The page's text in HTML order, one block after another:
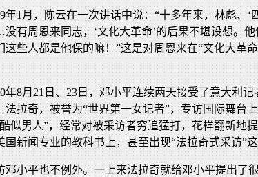
年1月，陈云在一次讲话中说：“十多年来，林彪、‘
有周恩来同志，‘文化大革命’的后果不堪设想。
这些人都是他保的嘛！”这是对周恩来在“文化大革
年8月21日、23日，邓小平连续两天接受了意大利记
法拉奇，被誉为“世界第一女记者”，专访国际舞台
似男人”，经常对被采访者穷追猛打，花样翻新地
国新闻专业的教科书上，甚至出现“法拉奇式采访”
邓小平也不例外。一上来法拉奇就给邓小平提出了